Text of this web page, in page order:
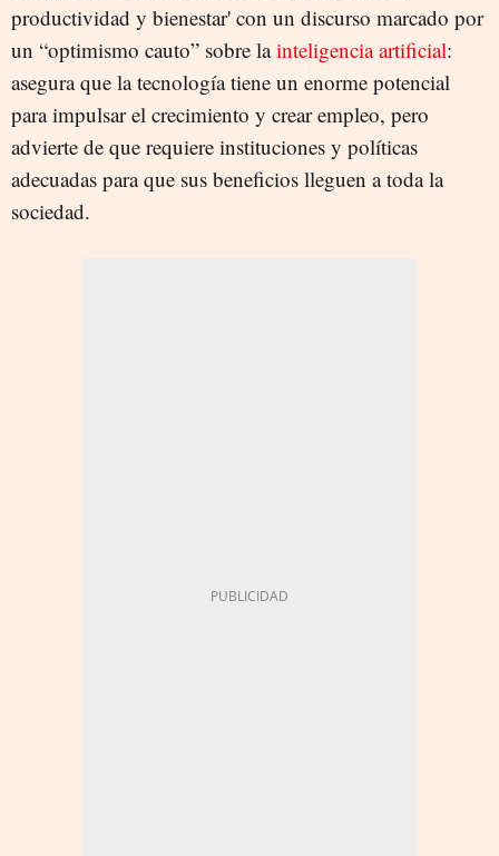
productividad y bienestar' con un discurso marcado por
un “optimismo cauto” sobre lainteligencia artificial:
asegura que la tecnología tiene un enorme potencial
para impulsar el crecimiento y crear empleo, pero
advierte de que requiere instituciones y políticas
adecuadas para que sus beneficios lleguen a toda la
sociedad.